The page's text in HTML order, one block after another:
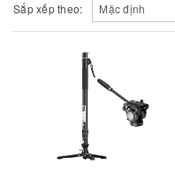
Sắp xếp theo: